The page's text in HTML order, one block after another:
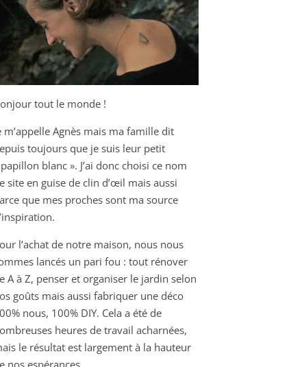
tout le monde !
m’appelle Agnès mais ma famille dit
toujours que je suis leur petit
blanc ». J’ai donc choisi ce nom
site en guise de clin d’œil mais aussi
que mes proches sont ma source
l’achat de notre maison, nous nous
lancés un pari fou : tout rénover
A à Z, penser et organiser le jardin selon
goûts mais aussi fabriquer une déco
nous, 100% DIY. Cela a été de
heures de travail acharnées,
le résultat est largement à la hauteur
nos espérances.